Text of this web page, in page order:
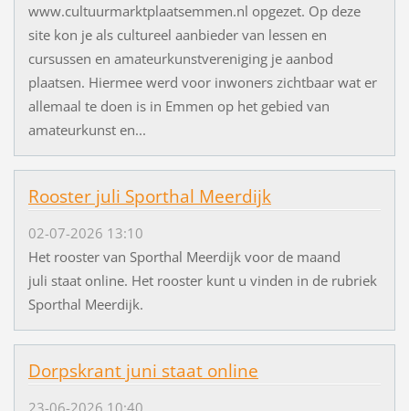
www.cultuurmarktplaatsemmen.nl opgezet. Op deze
site kon je als cultureel aanbieder van lessen en
cursussen en amateurkunstvereniging je aanbod
plaatsen. Hiermee werd voor inwoners zichtbaar wat er
allemaal te doen is in Emmen op het gebied van
amateurkunst en...
Rooster juli Sporthal Meerdijk
02-07-2026 13:10
Het rooster van Sporthal Meerdijk voor de maand
juli staat online. Het rooster kunt u vinden in de rubriek
Sporthal Meerdijk.
Dorpskrant juni staat online
23-06-2026 10:40